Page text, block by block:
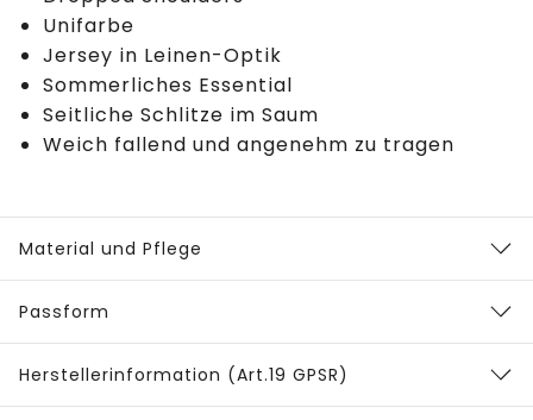
Unifarbe
Jersey in Leinen-Optik
Sommerliches Essential
Seitliche Schlitze im Saum
Weich fallend und angenehm zu tragen
Material und Pflege
Passform
Herstellerinformation (Art.19 GPSR)